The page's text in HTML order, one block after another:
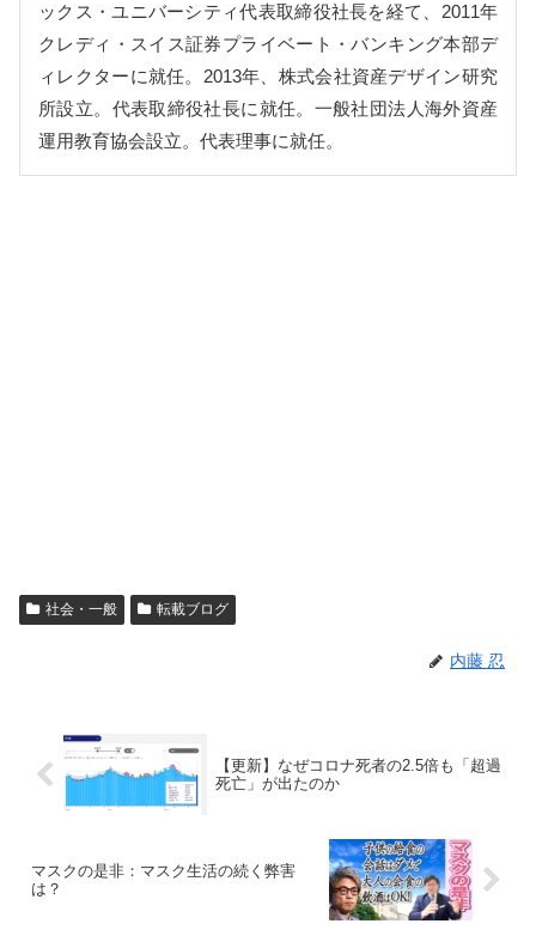
ックス・ユニバーシティ代表取締役社長を経て、2011年
クレディ・スイス証券プライベート・バンキング本部デ
ィレクターに就任。2013年、株式会社資産デザイン研究
所設立。代表取締役社長に就任。一般社団法人海外資産
運用教育協会設立。代表理事に就任。
社会・一般 転載ブログ
内藤 忍
【更新】なぜコロナ死者の2.5倍も「超過
死亡」が出たのか
マスクの是非：マスク生活の続く弊害
は？